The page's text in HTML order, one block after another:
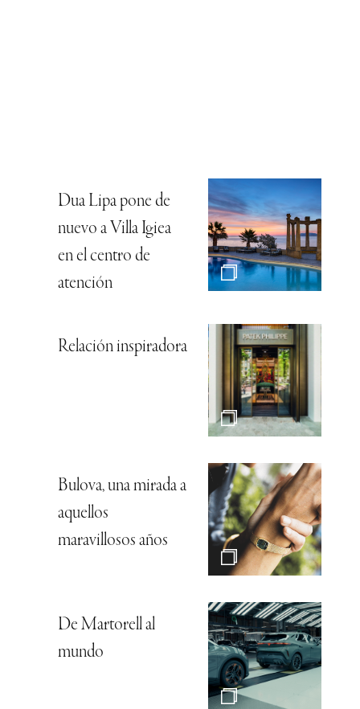
Dua Lipa pone de
nuevo a Villa Igiea
en el centro de
atención
Relación inspiradora
Bulova, una mirada a
aquellos
maravillosos años
De Martorell al
mundo